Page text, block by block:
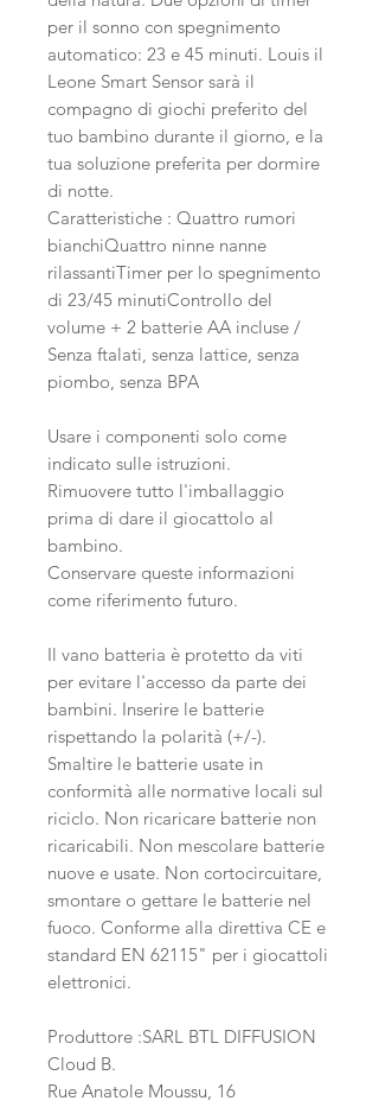
per il sonno con spegnimento
automatico: 23 e 45 minuti. Louis il
Leone Smart Sensor sarà il
compagno di giochi preferito del
tuo bambino durante il giorno, e la
tua soluzione preferita per dormire
di notte.
Caratteristiche : Quattro rumori
bianchiQuattro ninne nanne
rilassantiTimer per lo spegnimento
di 23/45 minutiControllo del
volume + 2 batterie AA incluse /
Senza ftalati, senza lattice, senza
piombo, senza BPA
Usare i componenti solo come
indicato sulle istruzioni.
Rimuovere tutto l'imballaggio
prima di dare il giocattolo al
bambino.
Conservare queste informazioni
come riferimento futuro.
Il vano batteria è protetto da viti
per evitare l'accesso da parte dei
bambini. Inserire le batterie
rispettando la polarità (+/-).
Smaltire le batterie usate in
conformità alle normative locali sul
riciclo. Non ricaricare batterie non
ricaricabili. Non mescolare batterie
nuove e usate. Non cortocircuitare,
smontare o gettare le batterie nel
fuoco. Conforme alla direttiva CE e
standard EN 62115" per i giocattoli
elettronici.
Produttore :SARL BTL DIFFUSION
Cloud B.
Rue Anatole Moussu, 16